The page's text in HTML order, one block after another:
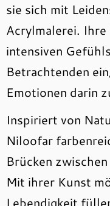
sie sich mit
Acrylmalerei.
intensiven
Betrachtenden
Emotionen darin
Inspiriert von
Niloofar
Brücken
Mit ihrer Kunst
Lebendigkeit